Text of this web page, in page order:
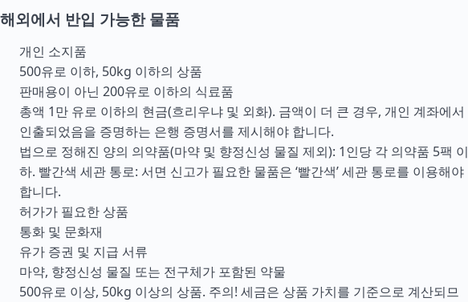
해외에서 반입 가능한 물품
개인 소지품
500유로 이하, 50kg 이하의 상품
판매용이 아닌 200유로 이하의 식료품
총액 1만 유로 이하의 현금(흐리우냐 및 외화). 금액이 더 큰 경우, 개인 계좌에서
인출되었음을 증명하는 은행 증명서를 제시해야 합니다.
법으로 정해진 양의 의약품(마약 및 향정신성 물질 제외): 1인당 각 의약품 5팩 이
하. 빨간색 세관 통로: 서면 신고가 필요한 물품은 ‘빨간색’ 세관 통로를 이용해야
합니다.
허가가 필요한 상품
통화 및 문화재
유가 증권 및 지급 서류
마약, 향정신성 물질 또는 전구체가 포함된 약물
500유로 이상, 50kg 이상의 상품. 주의! 세금은 상품 가치를 기준으로 계산되므